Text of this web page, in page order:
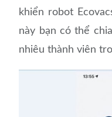
khiển robot
này bạn có thể
nhiêu thành viên